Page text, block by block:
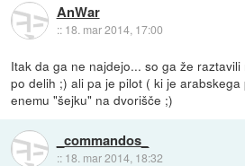
AnWar
:: 18. mar 2014, 17:00
Itak da ga ne najdejo... so ga že
po delih ;) ali pa je pilot ( ki je
enemu "šejku" na dvorišče ;)
_commandos_
:: 18. mar 2014, 18:32